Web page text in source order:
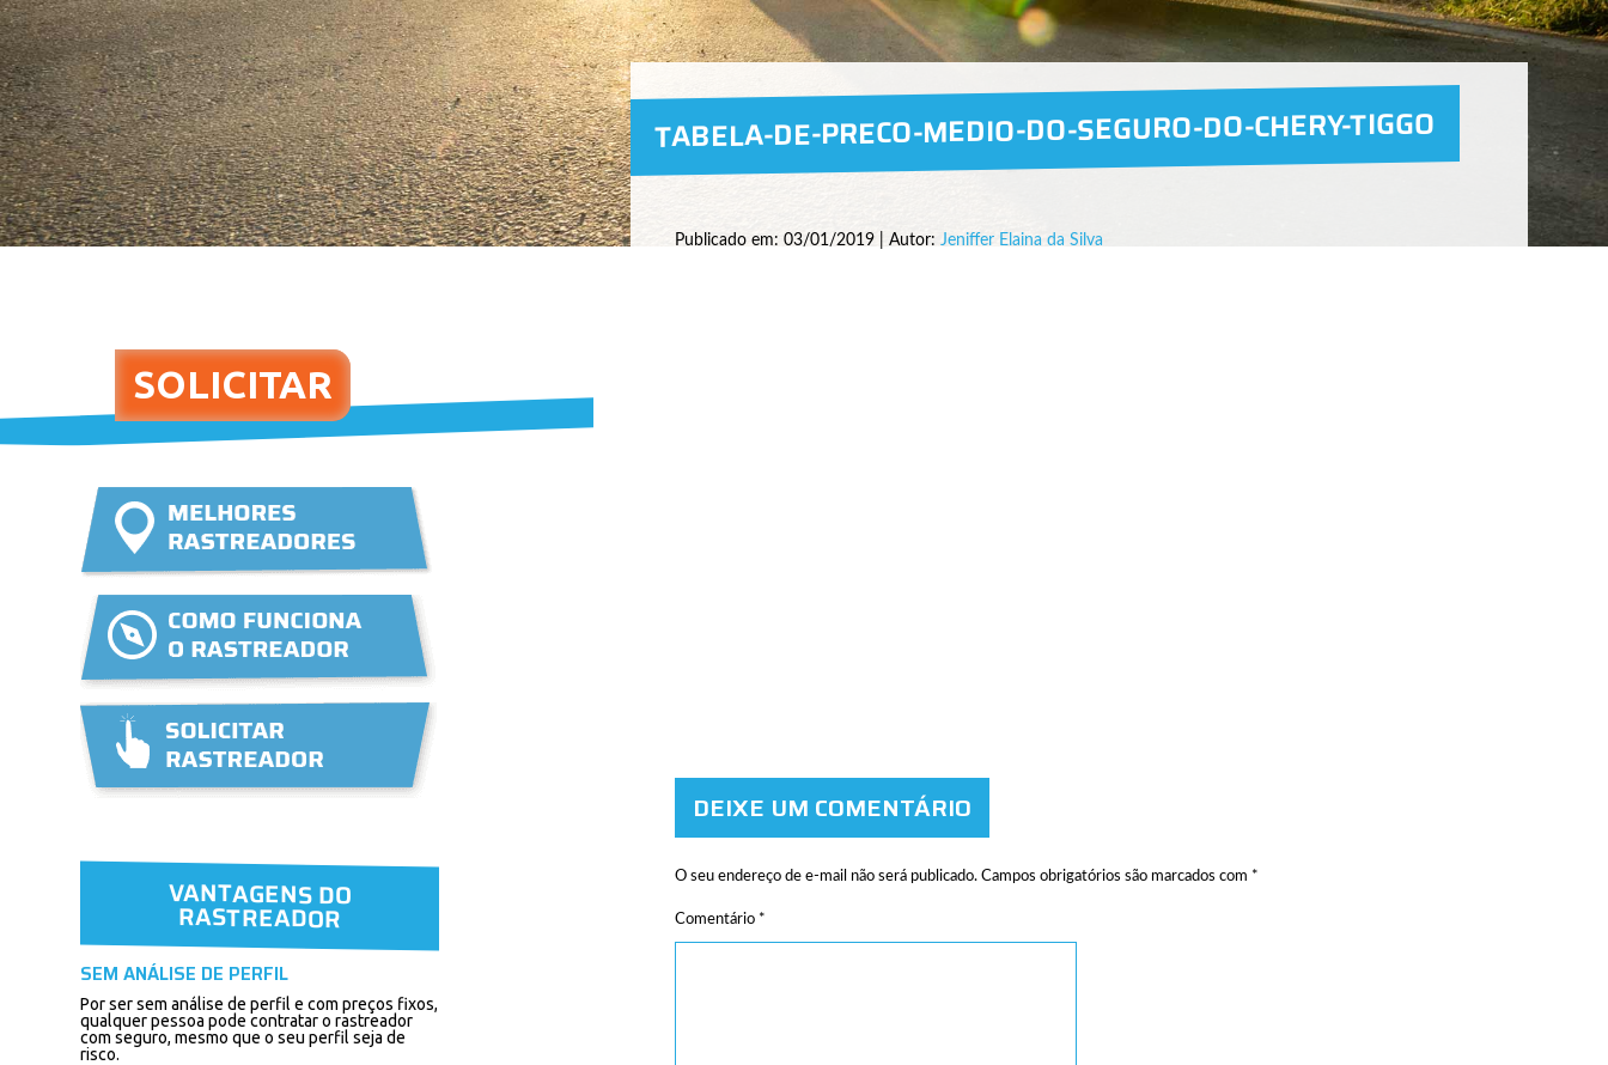
TABELA-DE-PRECO-MEDIO-DO-SEGURO-DO-CHERY-TIGGO
Publicado em: 03/01/2019 | Autor: Jeniffer Elaina da Silva
VANTAGENS DO
RASTREADOR
SEM ANÁLISE DE PERFIL
Por ser sem análise de perfil e com preços fixos,
qualquer pessoa pode contratar o rastreador
com seguro, mesmo que o seu perfil seja de
risco.
DEIXE UM COMENTÁRIO
O seu endereço de e-mail não será publicado. Campos obrigatórios são marcados com *
Comentário *